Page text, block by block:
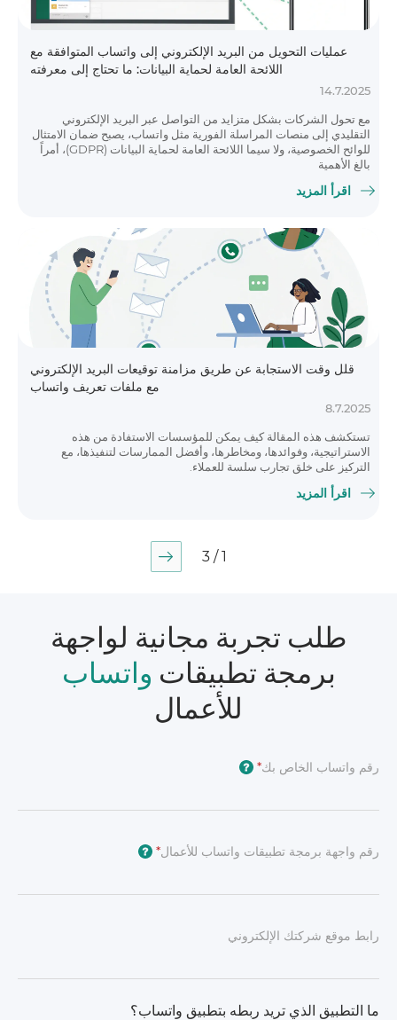
عمليات التحويل من البريد الإلكتروني إلى واتساب المتوافقة مع
اللائحة العامة لحماية البيانات: ما تحتاج إلى معرفته
14.7.2025
مع تحول الشركات بشكل متزايد من التواصل عبر البريد الإلكتروني
التقليدي إلى منصات المراسلة الفورية مثل واتساب، يصبح ضمان الامتثال
للوائح الخصوصية، ولا سيما اللائحة العامة لحماية البيانات (GDPR)، أمراً
بالغ الأهمية
اقرأ المزيد
قلل وقت الاستجابة عن طريق مزامنة توقيعات البريد الإلكتروني
مع ملفات تعريف واتساب
8.7.2025
تستكشف هذه المقالة كيف يمكن للمؤسسات الاستفادة من هذه
الاستراتيجية، وفوائدها، ومخاطرها، وأفضل الممارسات لتنفيذها، مع
التركيز على خلق تجارب سلسة للعملاء.
اقرأ المزيد
1 / 3
طلب تجربة مجانية لواجهة
برمجة تطبيقات واتساب
للأعمال
رقم واتساب الخاص بك*
?
رقم واجهة برمجة تطبيقات واتساب للأعمال*
?
رابط موقع شركتك الإلكتروني
ما التطبيق الذي تريد ربطه بتطبيق واتساب؟